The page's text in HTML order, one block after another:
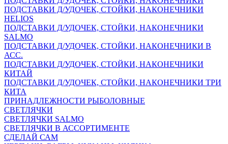
ПОДСТАВКИ Д/УДОЧЕК, СТОЙКИ, НАКОНЕЧНИКИ
HELIOS
ПОДСТАВКИ Д/УДОЧЕК, СТОЙКИ, НАКОНЕЧНИКИ
SALMO
ПОДСТАВКИ Д/УДОЧЕК, СТОЙКИ, НАКОНЕЧНИКИ В
АСС.
ПОДСТАВКИ Д/УДОЧЕК, СТОЙКИ, НАКОНЕЧНИКИ
КИТАЙ
ПОДСТАВКИ Д/УДОЧЕК, СТОЙКИ, НАКОНЕЧНИКИ ТРИ
КИТА
ПРИНАДЛЕЖНОСТИ РЫБОЛОВНЫЕ
СВЕТЛЯЧКИ
СВЕТЛЯЧКИ SALMO
СВЕТЛЯЧКИ В АССОРТИМЕНТЕ
СДЕЛАЙ САМ